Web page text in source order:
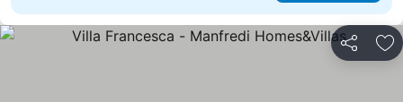
Partilhar